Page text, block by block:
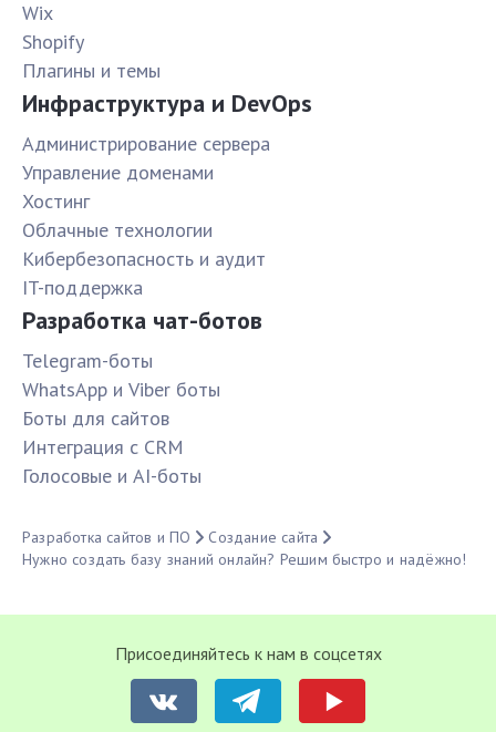
Wix
Shopify
Плагины и темы
Инфраструктура и DevOps
Администрирование сервера
Управление доменами
Хостинг
Облачные технологии
Кибербезопасность и аудит
IT-поддержка
Разработка чат-ботов
Telegram-боты
WhatsApp и Viber боты
Боты для сайтов
Интеграция с CRM
Голосовые и AI-боты
Разработка сайтов и ПО
Создание сайта
Нужно создать базу знаний онлайн? Решим быстро и надёжно!
Присоединяйтесь к нам в соцсетях